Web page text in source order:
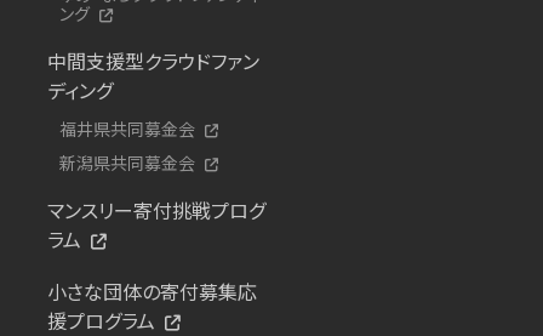
ング
中間支援型クラウドファン
ディング
福井県共同募金会
新潟県共同募金会
マンスリー寄付挑戦プログ
ラム
小さな団体の寄付募集応
援プログラム